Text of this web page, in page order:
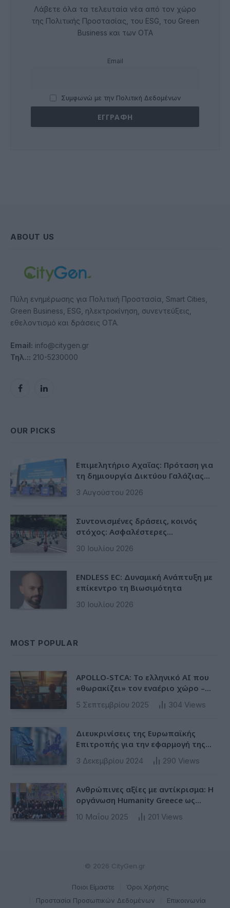
Λάβετε όλα τα τελευταία νέα από τον χώρο
της Πολιτικής Προστασίας, του ESG, του Green
Business και των ΟΤΑ
Email
Συμφωνώ με την Πολιτική Δεδομένων
ABOUT US
Πύλη ενημέρωσης για Πολιτική Προστασία, Smart Cities,
Green Business, ESG, ηλεκτροκίνηση, συνεντεύξεις,
εθελοντισμό και δράσεις ΟΤΑ.
Email: info@citygen.gr
Τηλ.:: 210-5230000
FacebookLinkedIn
OUR PICKS
Επιμελητήριο Αχαΐας: Πρόταση για
τη δημιουργία Δικτύου Γαλάζιας
3 Αυγούστου 2026
Συντονισμένες δράσεις, κοινός
στόχος: Ασφαλέστερες
30 Ιουλίου 2026
ENDLESS EC: Δυναμική Ανάπτυξη με
επίκεντρο τη Βιωσιμότητα
30 Ιουλίου 2026
MOST POPULAR
APOLLO-STCA: Το ελληνικό AI που
«θωρακίζει» τον εναέριο χώρο –
Φως στην έλλειψη ασφάλειας στα
αεροδρόμια
5 Σεπτεμβρίου 2025 304 Views
Διευκρινίσεις της Ευρωπαϊκής
Επιτροπής για την εφαρμογή της
Ταξινόμησης στην Ευρωπαϊκή Ενωση
3 Δεκεμβρίου 2024 290 Views
Ανθρώπινες αξίες με αντίκρισμα: Η
οργάνωση Humanity Greece ως
πρότυπο ESG δράσης για υπεύθυνες
επιχειρήσεις
10 Μαΐου 2025 201 Views
© 2026 CityGen.gr
Ποιοι Είμαστε
Όροι Χρήσης
Προστασία Προσωπικών Δεδομένων
Επικοινωνία